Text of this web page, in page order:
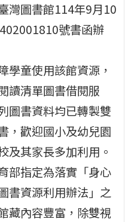
灣圖書館114年9月10
號書函辦
學童使用該館資源，
讀清單圖書借閱服
圖書資料均已轉製雙
，歡迎國小及幼兒園
及其家長多加利用。
部指定為落實「身心
書資源利用辦法」之
藏內容豐富，除雙視